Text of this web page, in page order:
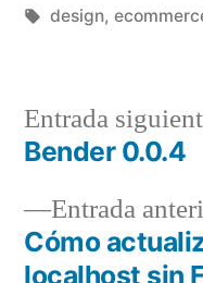
por
Etiquetas:
design,
Navegación
de
entradas
Entrada
Cómo
localhost sin
Entrada
Bender 0.0.4